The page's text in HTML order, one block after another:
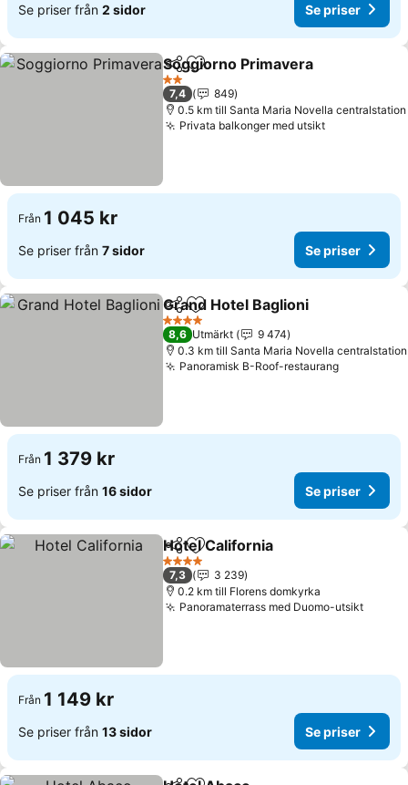
Se priser från 2 sidor Se priser
Dela Lägg till i Mina Favoriter
Soggiorno Primavera
2 Stjärnor
7,4
849
0.5 km till Santa Maria Novella centralstation
Privata balkonger med utsikt
Från 1 045 kr
Se priser från 7 sidor Se priser
Dela Lägg till i Mina Favoriter
Grand Hotel Baglioni
4 Stjärnor
8,6 Utmärkt
9 474
0.3 km till Santa Maria Novella centralstation
Panoramisk B-Roof-restaurang
Från 1 379 kr
Se priser från 16 sidor Se priser
Dela Lägg till i Mina Favoriter
Hotel California
4 Stjärnor
7,3
3 239
0.2 km till Florens domkyrka
Panoramaterrass med Duomo-utsikt
Från 1 149 kr
Se priser från 13 sidor Se priser